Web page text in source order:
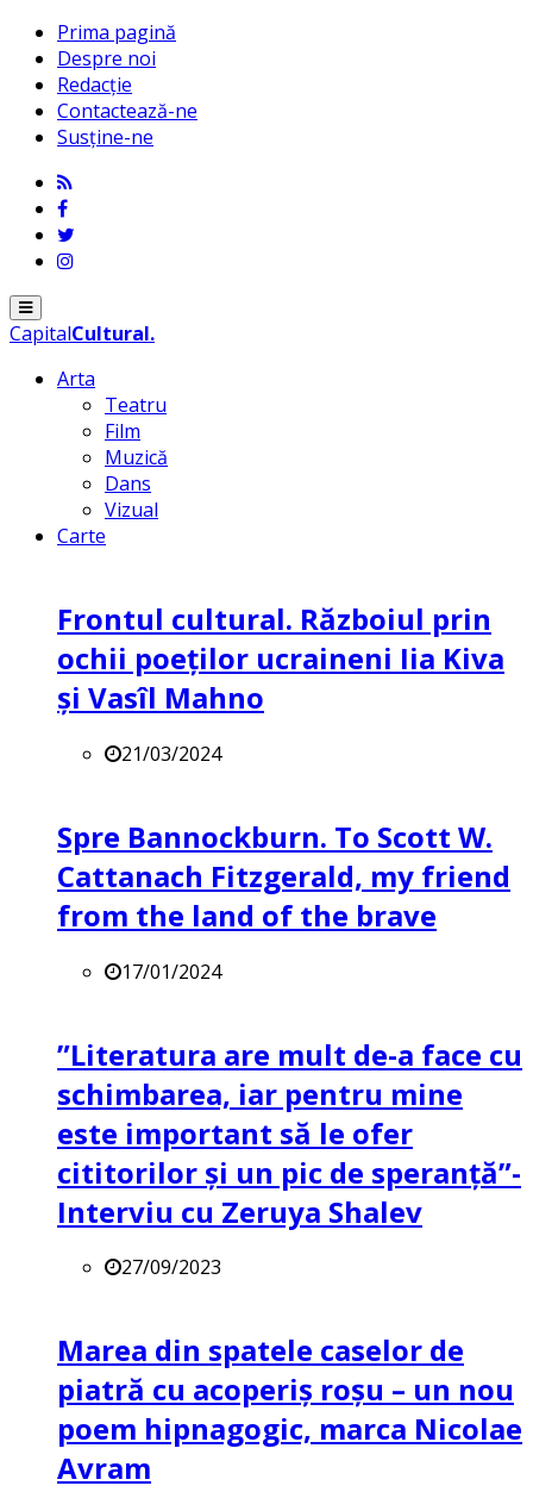
Prima pagină
Despre noi
Redacție
Contactează-ne
Susține-ne
Menu
CapitalCultural.
Arta
Teatru
Film
Muzică
Dans
Vizual
Carte
Frontul cultural. Războiul prin
ochii poeților ucraineni Iia Kiva
și Vasîl Mahno
21/03/2024
Spre Bannockburn. To Scott W.
Cattanach Fitzgerald, my friend
from the land of the brave
17/01/2024
”Literatura are mult de-a face cu
schimbarea, iar pentru mine
este important să le ofer
cititorilor și un pic de speranță”-
Interviu cu Zeruya Shalev
27/09/2023
Marea din spatele caselor de
piatră cu acoperiș roșu – un nou
poem hipnagogic, marca Nicolae
Avram